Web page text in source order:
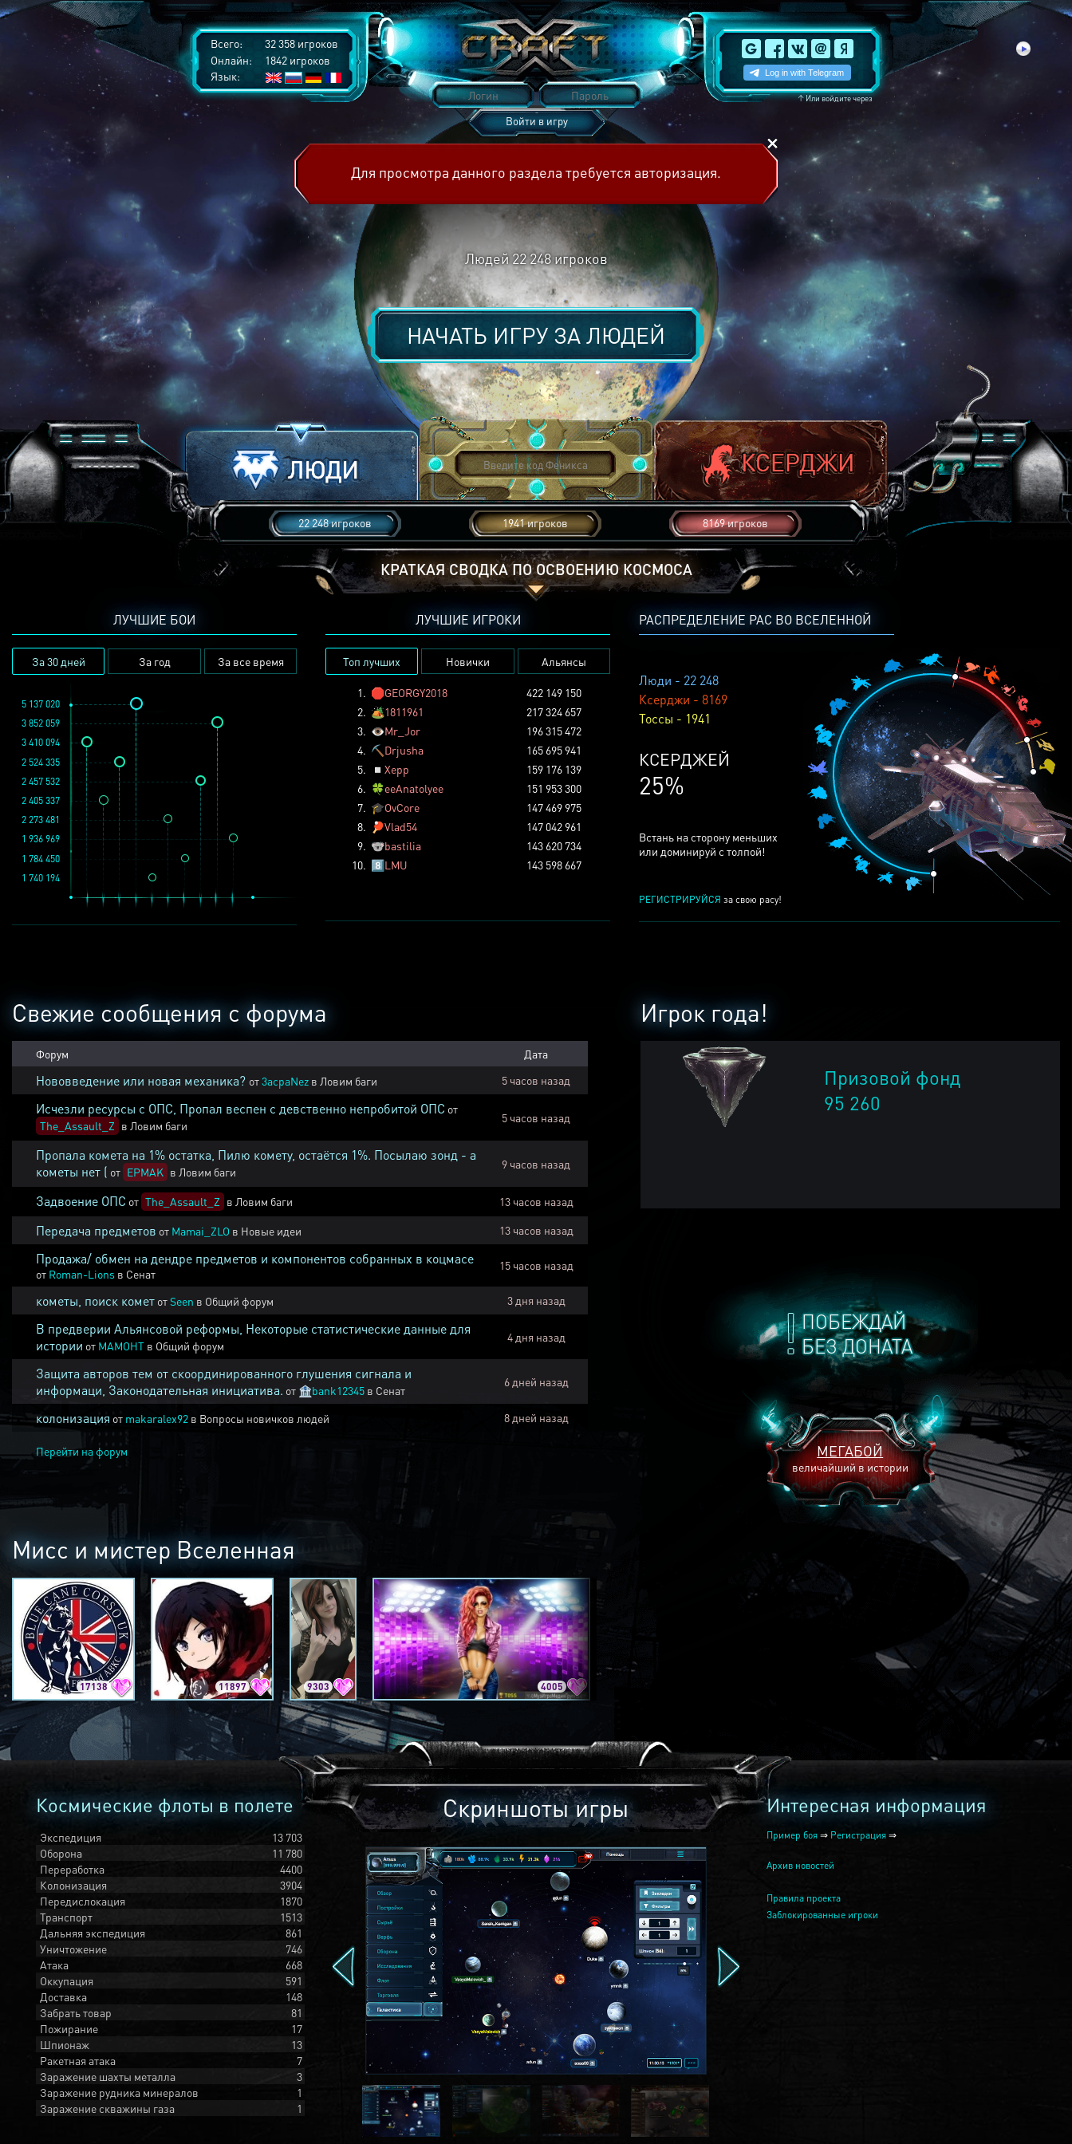
Всего:
32 358 игроков
Онлайн:
1842 игроков
Язык:
↑Или войдите через
Войти в игру
Для просмотра данного раздела требуется авторизация.
Людей 22 248игроков
НАЧАТЬ ИГРУ ЗАЛЮДЕЙ
22 248 игроков 1941 игроков 8169 игроков
КРАТКАЯ СВОДКА ПО ОСВОЕНИЮ КОСМОСА
РАСПРЕДЕЛЕНИЕ РАС ВО ВСЕЛЕННОЙ
Люди - 22 248
Ксерджи - 8169
Тоссы - 1941
КСЕРДЖЕЙ
25%
Встань на сторону меньших
или доминируй с толпой!
РЕГИСТРИРУЙСЯ за свою расу!
ЛУЧШИЕ БОИ
За 30 дней За год За все время
1 936 969
3 852 059
2 457 532
1 784 450
2 273 481
1 740 194
5 137 020
2 524 335
2 405 337
3 410 094
ЛУЧШИЕ ИГРОКИ
Топ лучших Новички Альянсы
1. 🛑GEORGY2018
422 149 150
2. 🏕️1811961
217 324 657
3. 👁️Mr_Jor
196 315 472
4. ⛏️ Drjusha
165 695 941
5.
◽ Xepp
159 176 139
6. 🍀eeAnatolyee
151 953 300
7. 🎓OvCore
147 469 975
8.
🏓Vlad54
147 042 961
9. 🐨bastilia
143 620 734
10. 8️⃣LMU 143 598 667
ПОБЕЖДАЙ
БЕЗ ДОНАТА
МЕГАБОЙ
величайший в истории
Игрок года!
Призовой фонд
95 260
Свежие сообщения с форума
Форум Дата
Нововведение или новая механика? от3acpaNez в Ловим баги 5 часов назад
Исчезли ресурсы с ОПС, Пропал веспен с девственно непробитой ОПС от
The_Assault_Z в Ловим баги
5 часов назад
Пропала комета на 1% остатка, Пилю комету, остаётся 1%. Посылаю зонд - а
кометы нет ( от EPMAK в Ловим баги
9 часов назад
Задвоение ОПС от The_Assault_Z в Ловим баги 13 часов назад
Передача предметов от Mamai_ZLO в Новые идеи 13 часов назад
Продажа/ обмен на дендре предметов и компонентов собранных в коцмасе
от Roman-Lions в Сенат
15 часов назад
кометы, поиск комет отSeen в Общий форум 3 дня назад
В предверии Альянсовой реформы, Некоторые статистические данные для
истории от MAMOHT в Общий форум
4 дня назад
Защита авторов тем от скоординированного глушения сигнала и
информаци, Законодательная инициатива. от 🏦bank12345 в Сенат
6 дней назад
колонизация от makaralex92 в Вопросы новичков людей 8 дней назад
Перейти на форум
Мисс и мистер Вселенная
17138 11897 9303 4005 2240
Космические флоты в полете
Экспедиция
13 703
Оборона
11 780
Переработка
4400
Колонизация
3904
Передислокация
1870
Транспорт
1513
Дальняя экспедиция
861
Уничтожение
746
Атака
668
Оккупация
591
Доставка
148
Забрать товар
81
Пожирание
17
Шпионаж
13
Ракетная атака
7
Заражение шахты металла
3
Заражение рудника минералов
1
Заражение скважины газа
1
Скриншоты игры Интересная информация
Пример боя ⇒ Регистрация ⇒
Архив новостей
Правила проекта
Заблокированные игроки